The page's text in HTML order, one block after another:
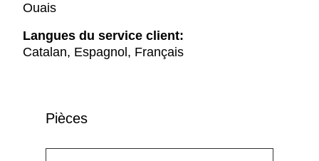
Ouais
Langues du service client:
Catalan, Espagnol, Français
Pièces